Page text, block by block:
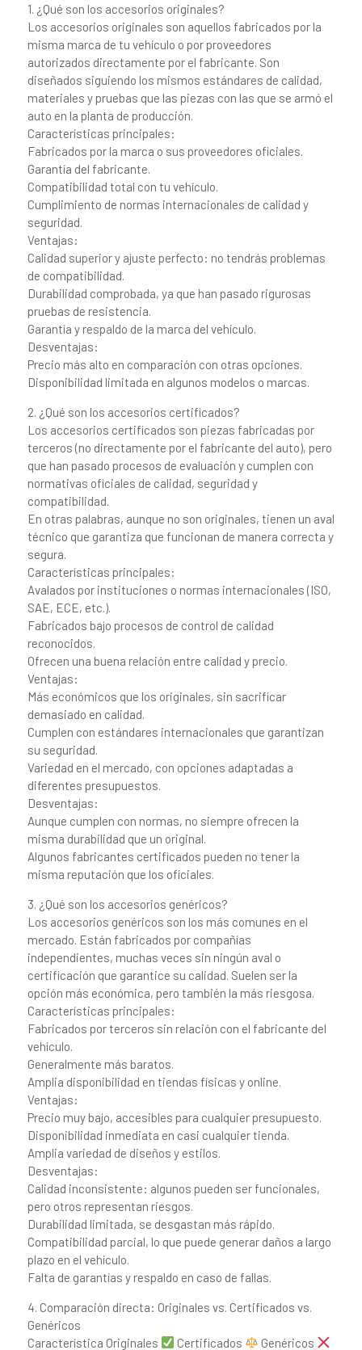
1. ¿Qué son los accesorios originales?
Los accesorios originales son aquellos fabricados por la
misma marca de tu vehículo o por proveedores
autorizados directamente por el fabricante. Son
diseñados siguiendo los mismos estándares de calidad,
materiales y pruebas que las piezas con las que se armó el
auto en la planta de producción.
Características principales:
Fabricados por la marca o sus proveedores oficiales.
Garantía del fabricante.
Compatibilidad total con tu vehículo.
Cumplimiento de normas internacionales de calidad y
seguridad.
Ventajas:
Calidad superior y ajuste perfecto: no tendrás problemas
de compatibilidad.
Durabilidad comprobada, ya que han pasado rigurosas
pruebas de resistencia.
Garantía y respaldo de la marca del vehículo.
Desventajas:
Precio más alto en comparación con otras opciones.
Disponibilidad limitada en algunos modelos o marcas.
2. ¿Qué son los accesorios certificados?
Los accesorios certificados son piezas fabricadas por
terceros (no directamente por el fabricante del auto), pero
que han pasado procesos de evaluación y cumplen con
normativas oficiales de calidad, seguridad y
compatibilidad.
En otras palabras, aunque no son originales, tienen un aval
técnico que garantiza que funcionan de manera correcta y
segura.
Características principales:
Avalados por instituciones o normas internacionales (ISO,
SAE, ECE, etc.).
Fabricados bajo procesos de control de calidad
reconocidos.
Ofrecen una buena relación entre calidad y precio.
Ventajas:
Más económicos que los originales, sin sacrificar
demasiado en calidad.
Cumplen con estándares internacionales que garantizan
su seguridad.
Variedad en el mercado, con opciones adaptadas a
diferentes presupuestos.
Desventajas:
Aunque cumplen con normas, no siempre ofrecen la
misma durabilidad que un original.
Algunos fabricantes certificados pueden no tener la
misma reputación que los oficiales.
3. ¿Qué son los accesorios genéricos?
Los accesorios genéricos son los más comunes en el
mercado. Están fabricados por compañías
independientes, muchas veces sin ningún aval o
certificación que garantice su calidad. Suelen ser la
opción más económica, pero también la más riesgosa.
Características principales:
Fabricados por terceros sin relación con el fabricante del
vehículo.
Generalmente más baratos.
Amplia disponibilidad en tiendas físicas y online.
Ventajas:
Precio muy bajo, accesibles para cualquier presupuesto.
Disponibilidad inmediata en casi cualquier tienda.
Amplia variedad de diseños y estilos.
Desventajas:
Calidad inconsistente: algunos pueden ser funcionales,
pero otros representan riesgos.
Durabilidad limitada, se desgastan más rápido.
Compatibilidad parcial, lo que puede generar daños a largo
plazo en el vehículo.
Falta de garantías y respaldo en caso de fallas.
4. Comparación directa: Originales vs. Certificados vs.
Genéricos
Característica Originales
Certificados Genéricos